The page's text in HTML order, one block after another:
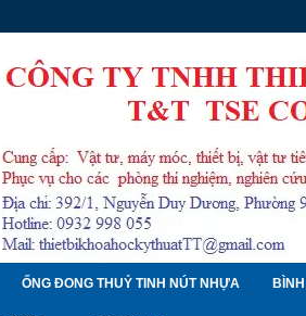
ỐNG ĐONG THUỶ TINH NÚT NHỰA